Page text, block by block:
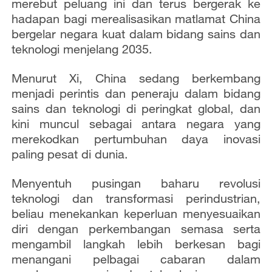
merebut peluang ini dan terus bergerak ke
hadapan bagi merealisasikan matlamat China
bergelar negara kuat dalam bidang sains dan
teknologi menjelang 2035.
Menurut Xi, China sedang berkembang
menjadi perintis dan peneraju dalam bidang
sains dan teknologi di peringkat global, dan
kini muncul sebagai antara negara yang
merekodkan pertumbuhan daya inovasi
paling pesat di dunia.
Menyentuh pusingan baharu revolusi
teknologi dan transformasi perindustrian,
beliau menekankan keperluan menyesuaikan
diri dengan perkembangan semasa serta
mengambil langkah lebih berkesan bagi
menangani pelbagai cabaran dalam